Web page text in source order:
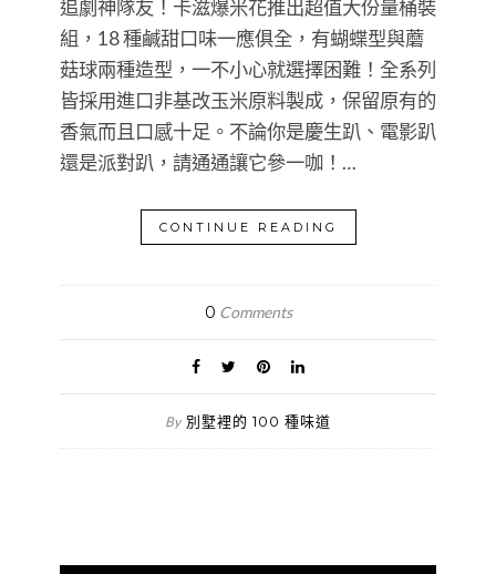
追劇神隊友！卡滋爆米花推出超值大份量桶裝
組，18 種鹹甜口味一應俱全，有蝴蝶型與蘑
菇球兩種造型，一不小心就選擇困難！全系列
皆採用進口非基改玉米原料製成，保留原有的
香氣而且口感十足。不論你是慶生趴、電影趴
還是派對趴，請通通讓它參一咖！…
CONTINUE READING
0 Comments
By 別墅裡的 100 種味道